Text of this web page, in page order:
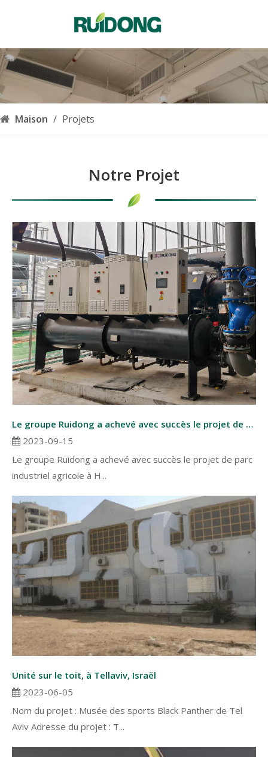
简体中文
العربية
Pусский
Türk dili
Maison / Projets
Notre Projet
Le groupe Ruidong a achevé avec succès le projet de parc industriel agricole à Hangzhou, en Chine.
2023-09-15
Le groupe Ruidong a achevé avec succès le projet de parc
industriel agricole à H...
Unité sur le toit, à Tellaviv, Israël
2023-06-05
Nom du projet : Musée des sports Black Panther de Tel
Aviv Adresse du projet : T...